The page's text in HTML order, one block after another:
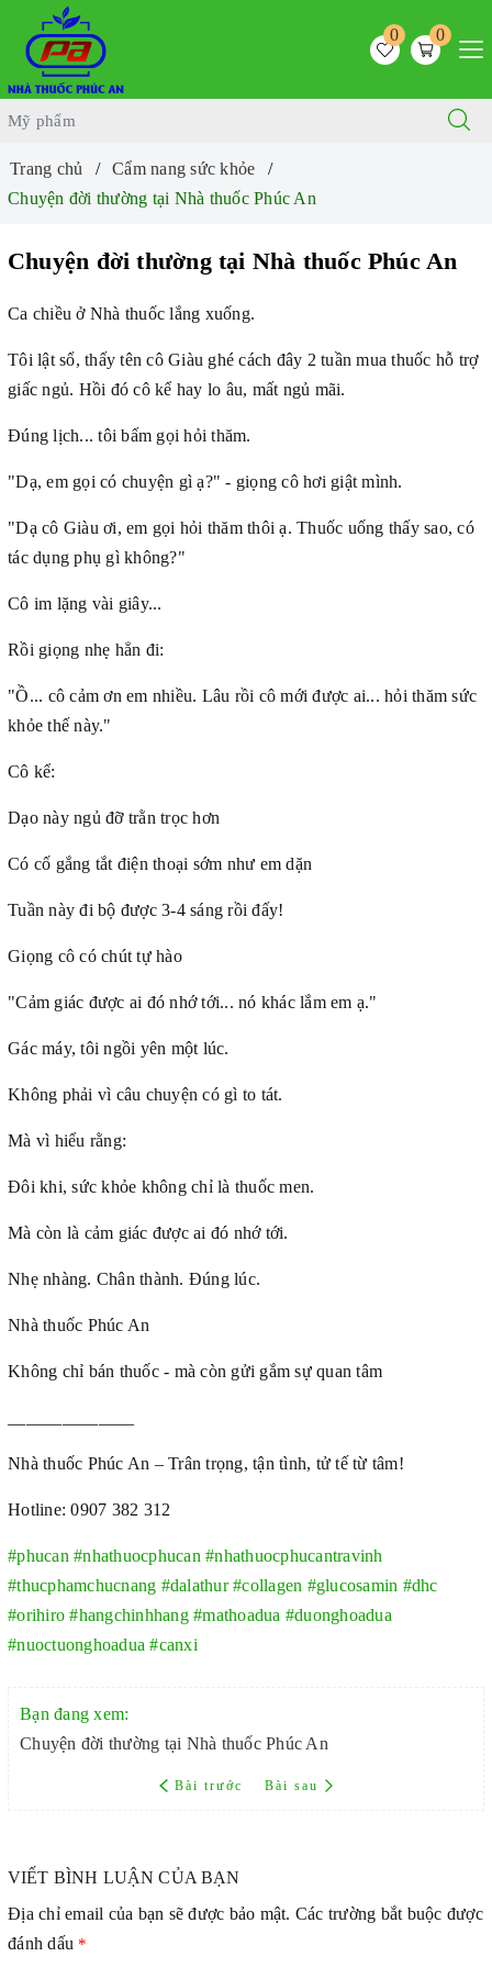
0
0
Trang chủ
Cẩm nang sức khỏe
Chuyện đời thường tại Nhà thuốc Phúc An
Chuyện đời thường tại Nhà thuốc Phúc An
Ca chiều ở Nhà thuốc lắng xuống.
Tôi lật sổ, thấy tên cô Giàu ghé cách đây 2 tuần mua thuốc hỗ trợ
giấc ngủ. Hồi đó cô kể hay lo âu, mất ngủ mãi.
Đúng lịch... tôi bấm gọi hỏi thăm.
"Dạ, em gọi có chuyện gì ạ?" - giọng cô hơi giật mình.
"Dạ cô Giàu ơi, em gọi hỏi thăm thôi ạ. Thuốc uống thấy sao, có
tác dụng phụ gì không?"
Cô im lặng vài giây...
Rồi giọng nhẹ hẳn đi:
"Ồ... cô cảm ơn em nhiều. Lâu rồi cô mới được ai... hỏi thăm sức
khỏe thế này."
Cô kể:
Dạo này ngủ đỡ trằn trọc hơn
Có cố gắng tắt điện thoại sớm như em dặn
Tuần này đi bộ được 3-4 sáng rồi đấy!
Giọng cô có chút tự hào
"Cảm giác được ai đó nhớ tới... nó khác lắm em ạ."
Gác máy, tôi ngồi yên một lúc.
Không phải vì câu chuyện có gì to tát.
Mà vì hiểu rằng:
Đôi khi, sức khỏe không chỉ là thuốc men.
Mà còn là cảm giác được ai đó nhớ tới.
Nhẹ nhàng. Chân thành. Đúng lúc.
Nhà thuốc Phúc An
Không chỉ bán thuốc - mà còn gửi gắm sự quan tâm
Nhà thuốc Phúc An – Trân trọng, tận tình, tử tế từ tâm!
Hotline: 0907 382 312
#phucan #nhathuocphucan #nhathuocphucantravinh
#thucphamchucnang #dalathur #collagen #glucosamin #dhc
#orihiro #hangchinhhang #mathoadua #duonghoadua
#nuoctuonghoadua #canxi
Bạn đang xem:
Chuyện đời thường tại Nhà thuốc Phúc An
Bài trước Bài sau
VIẾT BÌNH LUẬN CỦA BẠN
Địa chỉ email của bạn sẽ được bảo mật. Các trường bắt buộc được
đánh dấu *